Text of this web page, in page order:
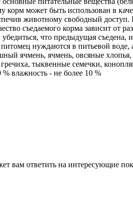
может быть использован в
животному свободный
съедаемого корма зависит от
что предыдущая съедена,
нуждаются в питьевой
ячмень, ячмень, овсяные
тыквенные семечки,
влажность - не более 10 %
вам ответить на интересующие